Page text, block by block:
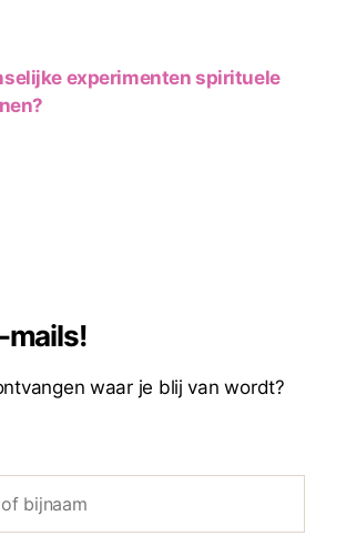
experimenten spirituele
mails!
waar je blij van wordt?